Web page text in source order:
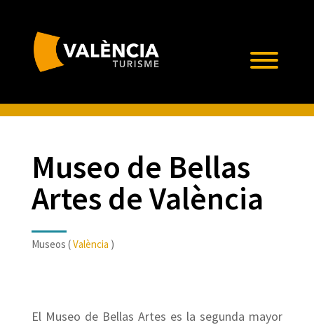
Museo de Bellas
Artes de València
Museos (València )
El Museo de Bellas Artes es la segunda mayor